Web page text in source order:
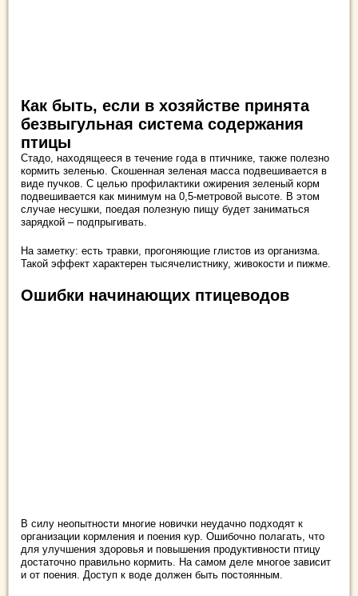
Как быть, если в хозяйстве принята
безвыгульная система содержания
птицы
Стадо, находящееся в течение года в птичнике, также полезно
кормить зеленью. Скошенная зеленая масса подвешивается в
виде пучков. С целью профилактики ожирения зеленый корм
подвешивается как минимум на 0,5-метровой высоте. В этом
случае несушки, поедая полезную пищу будет заниматься
зарядкой – подпрыгивать.
На заметку: есть травки, прогоняющие глистов из организма.
Такой эффект характерен тысячелистнику, живокости и пижме.
Ошибки начинающих птицеводов
В силу неопытности многие новички неудачно подходят к
организации кормления и поения кур. Ошибочно полагать, что
для улучшения здоровья и повышения продуктивности птицу
достаточно правильно кормить. На самом деле многое зависит
и от поения. Доступ к воде должен быть постоянным.